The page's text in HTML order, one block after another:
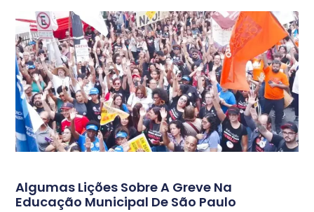
Algumas Lições Sobre A Greve Na
Educação Municipal De São Paulo